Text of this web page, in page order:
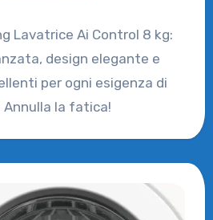
Lavatrice Ai Control 8 kg:
design elegante e
per ogni esigenza di
Annulla la fatica!